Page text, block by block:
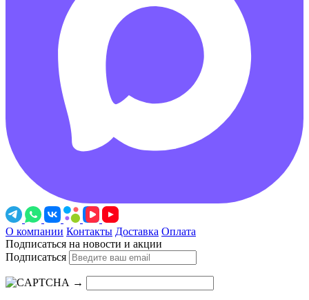
О компании Контакты Доставка Оплата
Подписаться на новости и акции
Подписаться
→